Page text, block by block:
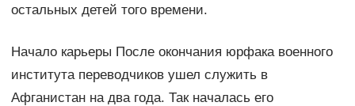
остальных детей того времени.
Начало карьеры После окончания юрфака военного
института переводчиков ушел служить в
Афганистан на два года. Так началась его